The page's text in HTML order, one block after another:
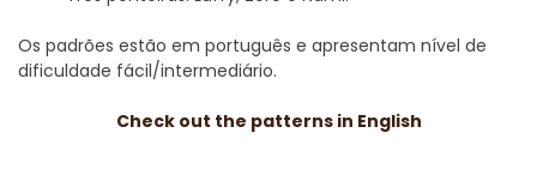
Os padrões estão em português e apresentam nível de
dificuldade fácil/intermediário.
Check out the patterns in English